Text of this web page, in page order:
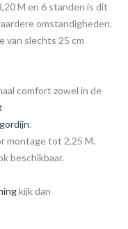
M en 6 standen is dit
omstandigheden.
van slechts 25 cm
comfort zowel in de
.
montage tot 2,25 M.
beschikbaar.
kijk dan